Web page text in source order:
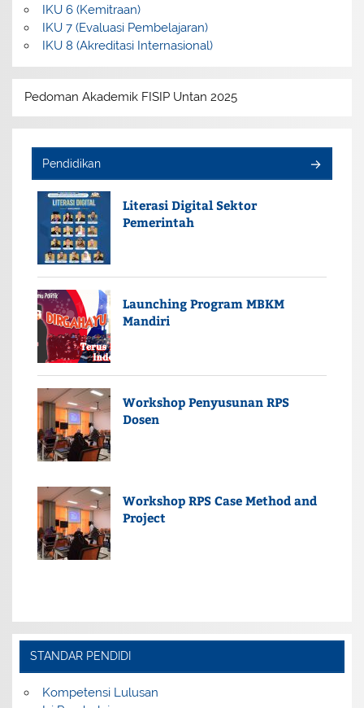
IKU 6 (Kemitraan)
IKU 7 (Evaluasi Pembelajaran)
IKU 8 (Akreditasi Internasional)
Pedoman Akademik FISIP Untan 2025
Pendidikan
Literasi Digital Sektor
Pemerintah
Launching Program MBKM
Mandiri
Workshop Penyusunan RPS
Dosen
Workshop RPS Case Method and
Project
STANDAR PENDIDI
Kompetensi Lulusan